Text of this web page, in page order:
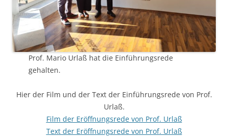
Prof. Mario Urlaß hat die Einführungsrede
gehalten.
Hier der Film und der Text der Einführungsrede von Prof.
Urlaß.
Film der Eröffnungsrede von Prof. Urlaß
Text der Eröffnungsrede von Prof. Urlaß